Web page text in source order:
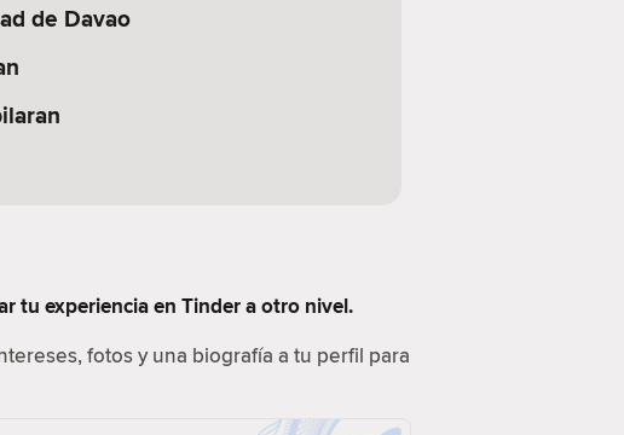
de Davao
tu experiencia en Tinder a otro nivel.
fotos y una biografía a tu perfil para